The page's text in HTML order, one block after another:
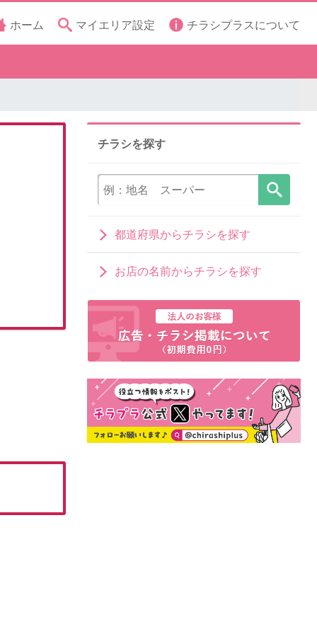
ホーム マイエリア設定 チラシプラスについて
チラシを探す
都道府県からチラシを探す
お店の名前からチラシを探す